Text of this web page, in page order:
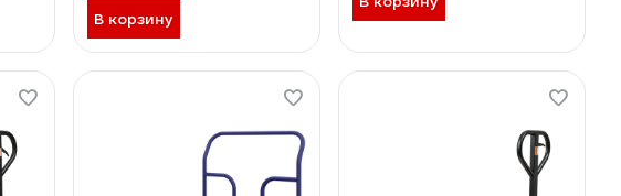
В корзину